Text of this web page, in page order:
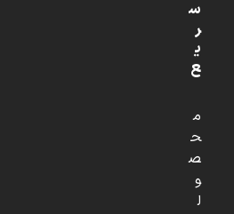
س
ر
ی
ع
م
ح
ص
و
ل